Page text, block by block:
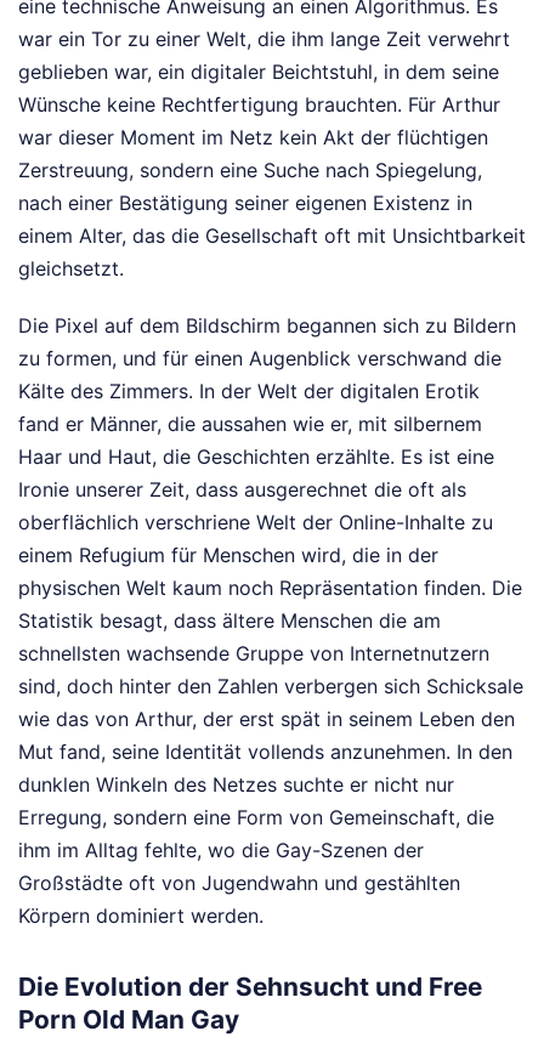
eine technische Anweisung an einen Algorithmus. Es
war ein Tor zu einer Welt, die ihm lange Zeit verwehrt
geblieben war, ein digitaler Beichtstuhl, in dem seine
Wünsche keine Rechtfertigung brauchten. Für Arthur
war dieser Moment im Netz kein Akt der flüchtigen
Zerstreuung, sondern eine Suche nach Spiegelung,
nach einer Bestätigung seiner eigenen Existenz in
einem Alter, das die Gesellschaft oft mit Unsichtbarkeit
gleichsetzt.
Die Pixel auf dem Bildschirm begannen sich zu Bildern
zu formen, und für einen Augenblick verschwand die
Kälte des Zimmers. In der Welt der digitalen Erotik
fand er Männer, die aussahen wie er, mit silbernem
Haar und Haut, die Geschichten erzählte. Es ist eine
Ironie unserer Zeit, dass ausgerechnet die oft als
oberflächlich verschriene Welt der Online-Inhalte zu
einem Refugium für Menschen wird, die in der
physischen Welt kaum noch Repräsentation finden. Die
Statistik besagt, dass ältere Menschen die am
schnellsten wachsende Gruppe von Internetnutzern
sind, doch hinter den Zahlen verbergen sich Schicksale
wie das von Arthur, der erst spät in seinem Leben den
Mut fand, seine Identität vollends anzunehmen. In den
dunklen Winkeln des Netzes suchte er nicht nur
Erregung, sondern eine Form von Gemeinschaft, die
ihm im Alltag fehlte, wo die Gay-Szenen der
Großstädte oft von Jugendwahn und gestählten
Körpern dominiert werden.
Die Evolution der Sehnsucht und Free
Porn Old Man Gay